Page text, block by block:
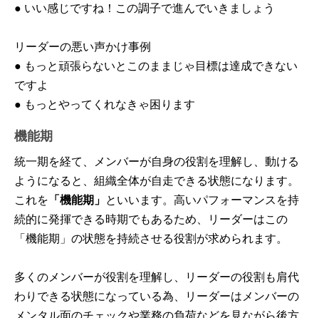
● いい感じですね！この調子で進んでいきましょう
リーダーの悪い声かけ事例
● もっと頑張らないとこのままじゃ目標は達成できない
ですよ
● もっとやってくれなきゃ困ります
機能期
統一期を経て、メンバーが自身の役割を理解し、動ける
ようになると、組織全体が自走できる状態になります。
これを 「機能期」 といいます。高いパフォーマンスを持
続的に発揮できる時期でもあるため、リーダーはこの
「機能期」の状態を持続させる役割が求められます。
多くのメンバーが役割を理解し、リーダーの役割も肩代
わりできる状態になっている為、リーダーはメンバーの
メンタル面のチェックや業務の負荷などを見ながら後方